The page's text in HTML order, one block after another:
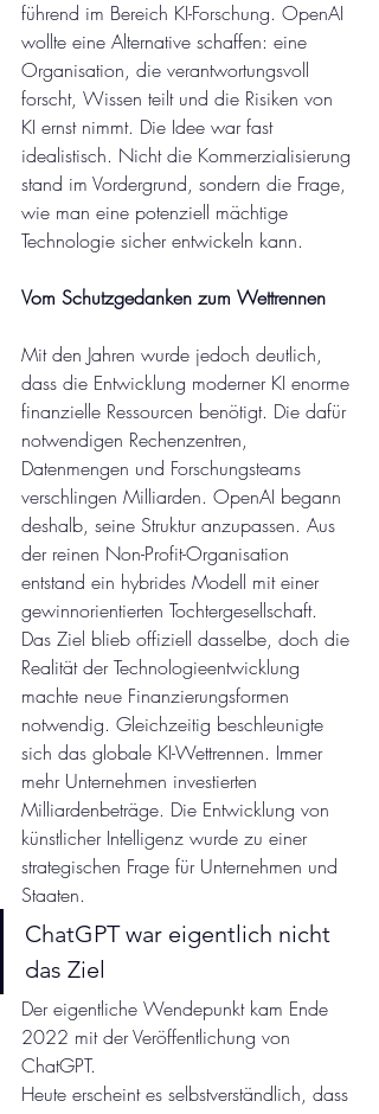
führend im Bereich KI-Forschung. OpenAI
wollte eine Alternative schaffen: eine
Organisation, die verantwortungsvoll
forscht, Wissen teilt und die Risiken von
KI ernst nimmt. Die Idee war fast
idealistisch. Nicht die Kommerzialisierung
stand im Vordergrund, sondern die Frage,
wie man eine potenziell mächtige
Technologie sicher entwickeln kann.
Vom Schutzgedanken zum Wettrennen
Mit den Jahren wurde jedoch deutlich,
dass die Entwicklung moderner KI enorme
finanzielle Ressourcen benötigt. Die dafür
notwendigen Rechenzentren,
Datenmengen und Forschungsteams
verschlingen Milliarden. OpenAI begann
deshalb, seine Struktur anzupassen. Aus
der reinen Non-Profit-Organisation
entstand ein hybrides Modell mit einer
gewinnorientierten Tochtergesellschaft.
Das Ziel blieb offiziell dasselbe, doch die
Realität der Technologieentwicklung
machte neue Finanzierungsformen
notwendig. Gleichzeitig beschleunigte
sich das globale KI-Wettrennen. Immer
mehr Unternehmen investierten
Milliardenbeträge. Die Entwicklung von
künstlicher Intelligenz wurde zu einer
strategischen Frage für Unternehmen und
Staaten.
ChatGPT war eigentlich nicht
das Ziel
Der eigentliche Wendepunkt kam Ende
2022 mit der Veröffentlichung von
ChatGPT.
Heute erscheint es selbstverständlich, dass